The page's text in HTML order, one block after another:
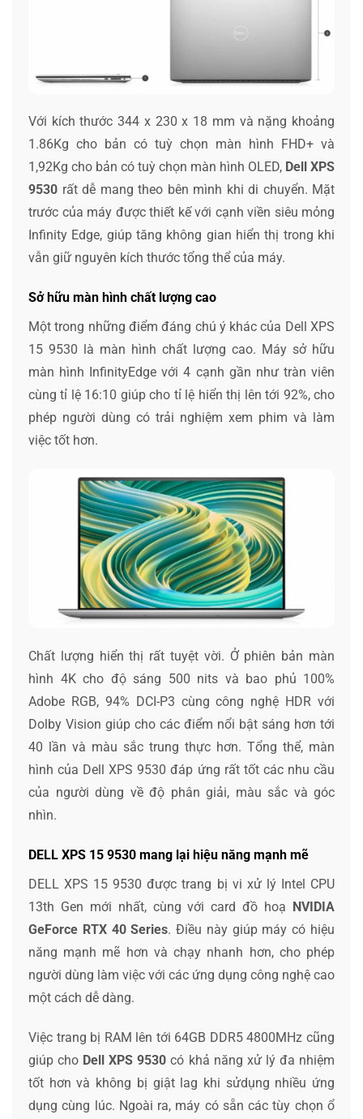
Với kích thước 344 x 230 x 18 mm và nặng khoảng
1.86Kg cho bản có tuỳ chọn màn hình FHD+ và
1,92Kg cho bản có tuỳ chọn màn hình OLED, Dell XPS
9530 rất dễ mang theo bên mình khi di chuyển. Mặt
trước của máy được thiết kế với cạnh viền siêu mỏng
Infinity Edge, giúp tăng không gian hiển thị trong khi
vẫn giữ nguyên kích thước tổng thể của máy.
Sở hữu màn hình chất lượng cao
Một trong những điểm đáng chú ý khác của Dell XPS
15 9530 là màn hình chất lượng cao. Máy sở hữu
màn hình InfinityEdge với 4 cạnh gần như tràn viên
cùng tỉ lệ 16:10 giúp cho tỉ lệ hiển thị lên tới 92%, cho
phép người dùng có trải nghiệm xem phim và làm
việc tốt hơn.
Chất lượng hiển thị rất tuyệt vời. Ở phiên bản màn
hình 4K cho độ sáng 500 nits và bao phủ 100%
Adobe RGB, 94% DCI-P3 cùng công nghệ HDR với
Dolby Vision giúp cho các điểm nổi bật sáng hơn tới
40 lần và màu sắc trung thực hơn. Tổng thể, màn
hình của Dell XPS 9530 đáp ứng rất tốt các nhu cầu
của người dùng về độ phân giải, màu sắc và góc
nhìn.
DELL XPS 15 9530 mang lại hiệu năng mạnh mẽ
DELL XPS 15 9530 được trang bị vi xử lý Intel CPU
13th Gen mới nhất, cùng với card đồ hoạ NVIDIA
GeForce RTX 40 Series. Điều này giúp máy có hiệu
năng mạnh mẽ hơn và chạy nhanh hơn, cho phép
người dùng làm việc với các ứng dụng công nghệ cao
một cách dễ dàng.
Việc trang bị RAM lên tới 64GB DDR5 4800MHz cũng
giúp cho Dell XPS 9530 có khả năng xử lý đa nhiệm
tốt hơn và không bị giật lag khi sửdụng nhiều ứng
dụng cùng lúc. Ngoài ra, máy có sẵn các tùy chọn ổ